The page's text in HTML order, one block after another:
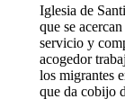
Iglesia de
que se
servicio y
acogedor
los migrantes
que da cobijo